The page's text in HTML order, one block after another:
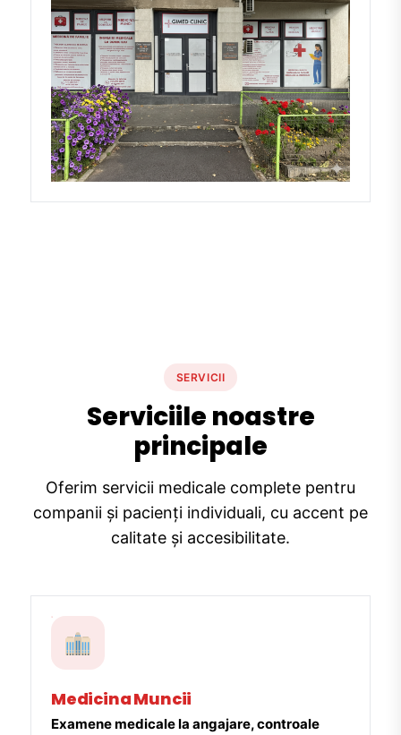
SERVICII
Serviciile noastre
principale
Oferim servicii medicale complete pentru
companii și pacienți individuali, cu accent pe
calitate și accesibilitate.
Medicina Muncii
Examene medicale la angajare, controale